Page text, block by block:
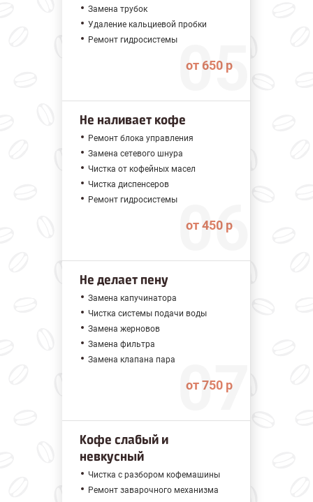
Замена трубок
Удаление кальциевой пробки
Ремонт гидросистемы
от 650 р
Не наливает кофе
Ремонт блока управления
Замена сетевого шнура
Чистка от кофейных масел
Чистка диспенсеров
Ремонт гидросистемы
от 450 р
Не делает пену
Замена капучинатора
Чистка системы подачи воды
Замена жерновов
Замена фильтра
Замена клапана пара
от 750 р
Кофе слабый и
невкусный
Чистка с разбором кофемашины
Ремонт заварочного механизма